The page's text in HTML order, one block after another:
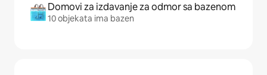
Domovi za izdavanje za odmor sa bazenom
10 objekata ima bazen